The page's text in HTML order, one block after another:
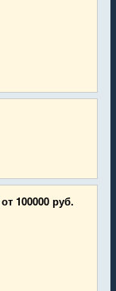
от 100000 руб.